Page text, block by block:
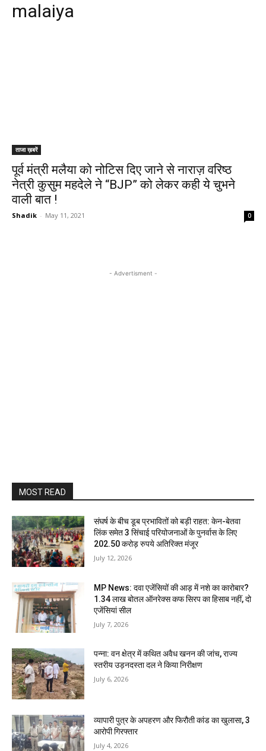
malaiya
ताजा ख़बरें
पूर्व मंत्री मलैया को नोटिस दिए जाने से नाराज़ वरिष्ठ
नेत्री कुसुम महदेले ने “BJP” को लेकर कही ये चुभने
वाली बात !
Shadik - May 11, 2021 0
- Advertisment -
MOST READ
संघर्ष के बीच डूब प्रभावितों को बड़ी राहत: केन-बेतवा
लिंक समेत 3 सिंचाई परियोजनाओं के पुनर्वास के लिए
202.50 करोड़ रुपये अतिरिक्त मंजूर
July 12, 2026
MP News: दवा एजेंसियों की आड़ में नशे का कारोबार?
1.34 लाख बोतल ऑनरेक्स कफ सिरप का हिसाब नहीं, दो
एजेंसियां सील
July 7, 2026
पन्ना: वन क्षेत्र में कथित अवैध खनन की जांच, राज्य
स्तरीय उड़नदस्ता दल ने किया निरीक्षण
July 6, 2026
व्यापारी पुत्र के अपहरण और फिरौती कांड का खुलासा, 3
आरोपी गिरफ्तार
July 4, 2026